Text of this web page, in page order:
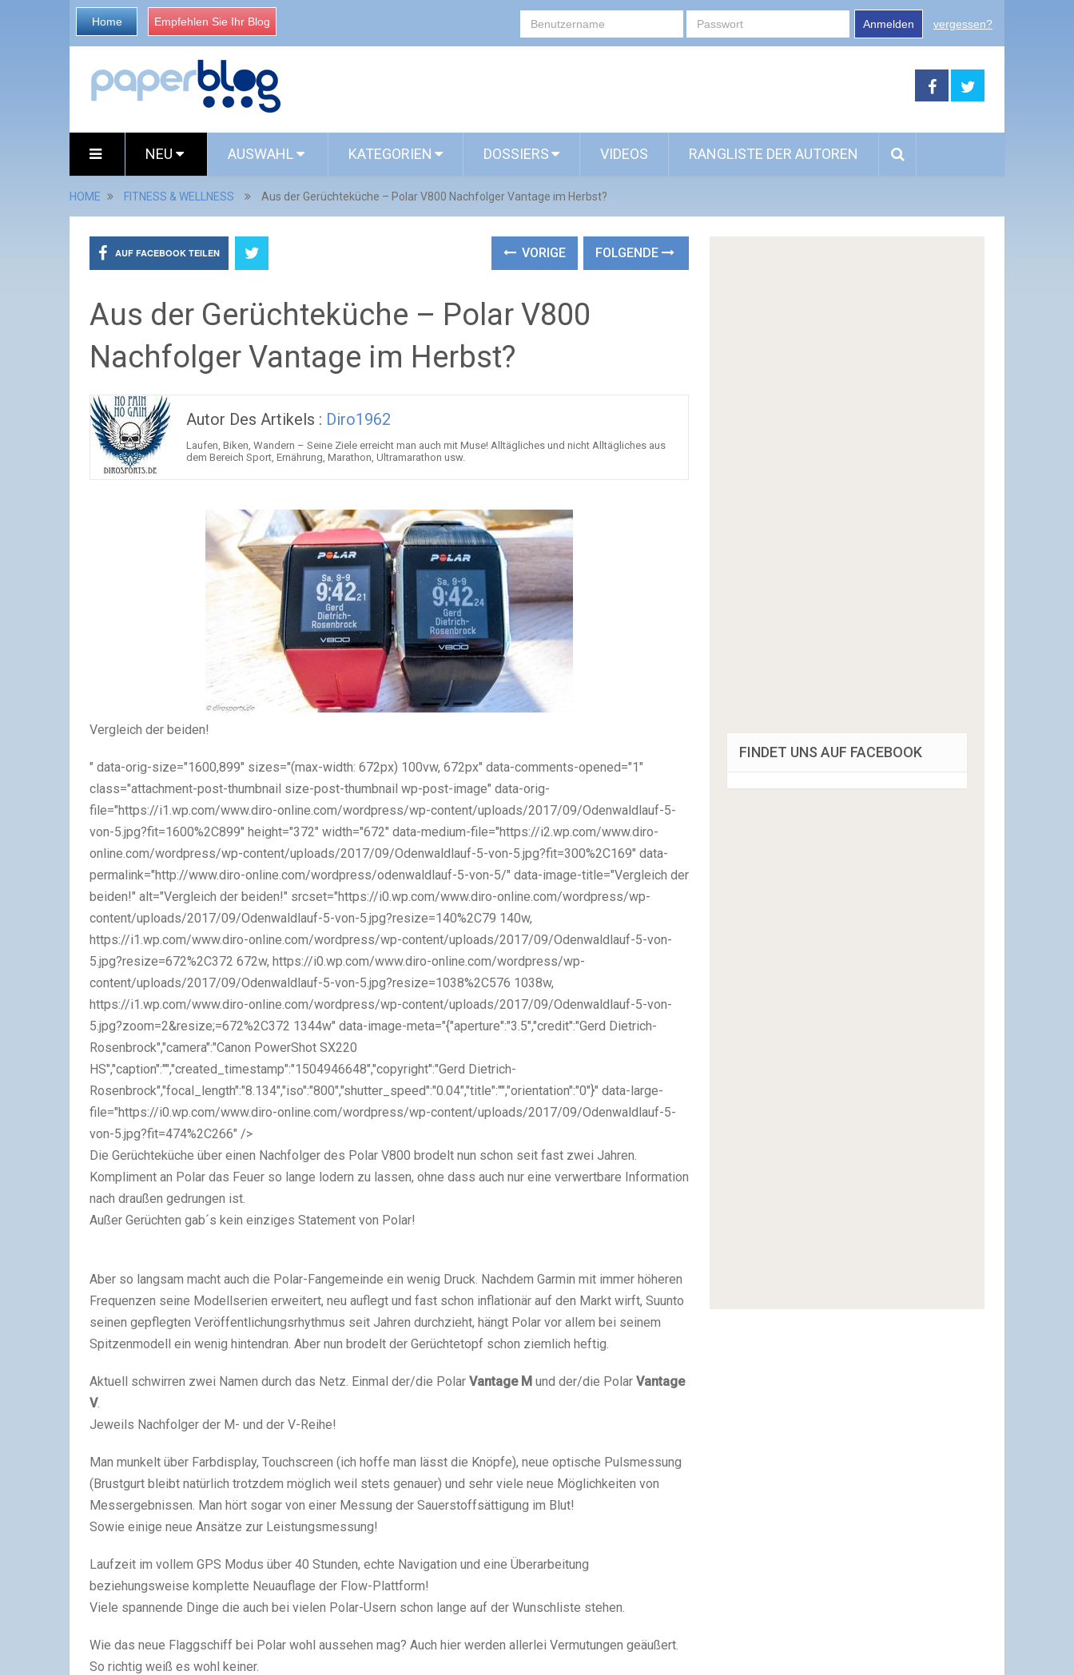
Home Empfehlen Sie Ihr Blog Anmelden vergessen?
NEU AUSWAHL KATEGORIEN DOSSIERS VIDEOS RANGLISTE DER AUTOREN
HOME FITNESS & WELLNESS Aus der Gerüchteküche – Polar V800 Nachfolger Vantage im Herbst?
AUF FACEBOOK TEILEN VORIGE FOLGENDE
Aus der Gerüchteküche – Polar V800
Nachfolger Vantage im Herbst?
Autor Des Artikels : Diro1962
Laufen, Biken, Wandern – Seine Ziele erreicht man auch mit Muse! Alltägliches und nicht Alltägliches aus
dem Bereich Sport, Ernährung, Marathon, Ultramarathon usw.
Vergleich der beiden!
" data-orig-size="1600,899" sizes="(max-width: 672px) 100vw, 672px" data-comments-opened="1"
class="attachment-post-thumbnail size-post-thumbnail wp-post-image" data-orig-
file="https://i1.wp.com/www.diro-online.com/wordpress/wp-content/uploads/2017/09/Odenwaldlauf-5-
von-5.jpg?fit=1600%2C899" height="372" width="672" data-medium-file="https://i2.wp.com/www.diro-
online.com/wordpress/wp-content/uploads/2017/09/Odenwaldlauf-5-von-5.jpg?fit=300%2C169" data-
permalink="http://www.diro-online.com/wordpress/odenwaldlauf-5-von-5/" data-image-title="Vergleich der
beiden!" alt="Vergleich der beiden!" srcset="https://i0.wp.com/www.diro-online.com/wordpress/wp-
content/uploads/2017/09/Odenwaldlauf-5-von-5.jpg?resize=140%2C79 140w,
https://i1.wp.com/www.diro-online.com/wordpress/wp-content/uploads/2017/09/Odenwaldlauf-5-von-
5.jpg?resize=672%2C372 672w, https://i0.wp.com/www.diro-online.com/wordpress/wp-
content/uploads/2017/09/Odenwaldlauf-5-von-5.jpg?resize=1038%2C576 1038w,
https://i1.wp.com/www.diro-online.com/wordpress/wp-content/uploads/2017/09/Odenwaldlauf-5-von-
5.jpg?zoom=2&resize;=672%2C372 1344w" data-image-meta="{"aperture":"3.5","credit":"Gerd Dietrich-
Rosenbrock","camera":"Canon PowerShot SX220
HS","caption":"","created_timestamp":"1504946648","copyright":"Gerd Dietrich-
Rosenbrock","focal_length":"8.134","iso":"800","shutter_speed":"0.04","title":"","orientation":"0"}" data-large-
file="https://i0.wp.com/www.diro-online.com/wordpress/wp-content/uploads/2017/09/Odenwaldlauf-5-
von-5.jpg?fit=474%2C266" />
Die Gerüchteküche über einen Nachfolger des Polar V800 brodelt nun schon seit fast zwei Jahren.
Kompliment an Polar das Feuer so lange lodern zu lassen, ohne dass auch nur eine verwertbare Information
nach draußen gedrungen ist.
Außer Gerüchten gab´s kein einziges Statement von Polar!
Aber so langsam macht auch die Polar-Fangemeinde ein wenig Druck. Nachdem Garmin mit immer höheren
Frequenzen seine Modellserien erweitert, neu auflegt und fast schon inflationär auf den Markt wirft, Suunto
seinen gepflegten Veröffentlichungsrhythmus seit Jahren durchzieht, hängt Polar vor allem bei seinem
Spitzenmodell ein wenig hintendran. Aber nun brodelt der Gerüchtetopf schon ziemlich heftig.
Aktuell schwirren zwei Namen durch das Netz. Einmal der/die Polar Vantage M und der/die Polar Vantage
V.
Jeweils Nachfolger der M- und der V-Reihe!
Man munkelt über Farbdisplay, Touchscreen (ich hoffe man lässt die Knöpfe), neue optische Pulsmessung
(Brustgurt bleibt natürlich trotzdem möglich weil stets genauer) und sehr viele neue Möglichkeiten von
Messergebnissen. Man hört sogar von einer Messung der Sauerstoffsättigung im Blut!
Sowie einige neue Ansätze zur Leistungsmessung!
Laufzeit im vollem GPS Modus über 40 Stunden, echte Navigation und eine Überarbeitung
beziehungsweise komplette Neuauflage der Flow-Plattform!
Viele spannende Dinge die auch bei vielen Polar-Usern schon lange auf der Wunschliste stehen.
Wie das neue Flaggschiff bei Polar wohl aussehen mag? Auch hier werden allerlei Vermutungen geäußert.
So richtig weiß es wohl keiner.
FINDET UNS AUF FACEBOOK